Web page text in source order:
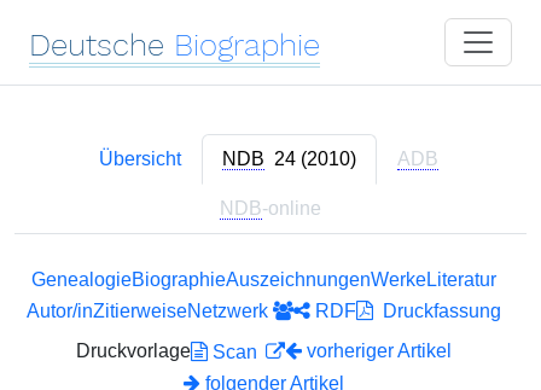
Deutsche Biographie
Übersicht NDB 24 (2010) ADB
NDB-online
GenealogieBiographieAuszeichnungenWerkeLiteratur
Autor/inZitierweiseNetzwerk RDF
Druckfassung
Druckvorlage
Scan
vorheriger Artikel
folgender Artikel